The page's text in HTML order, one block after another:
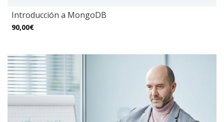
Introducción a MongoDB
90,00€